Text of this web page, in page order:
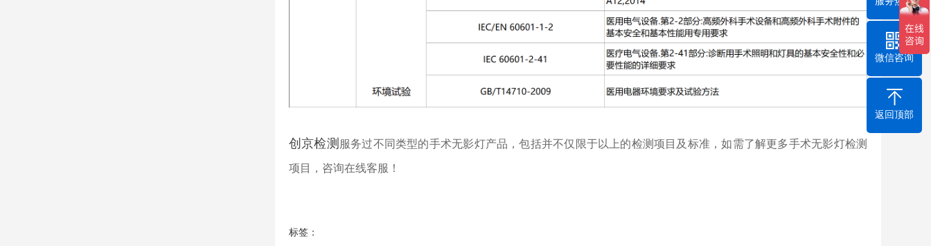
创京检测 服务过不同类型的手术无影灯产品，包括并不仅限于以上的检测项目及标准，如需了解更多手术无影灯检测
项目，咨询在线客服！
标签：
微信咨询
返回顶部